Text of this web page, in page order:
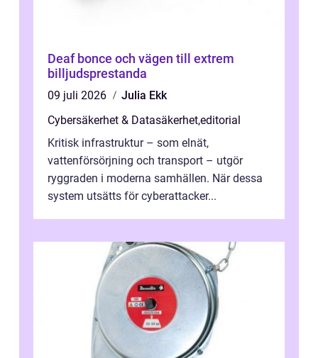
Deaf bonce och vägen till extrem
billjudsprestanda
09 juli 2026
Julia Ekk
Cybersäkerhet & Datasäkerhet,editorial
Kritisk infrastruktur – som elnät,
vattenförsörjning och transport – utgör
ryggraden i moderna samhällen. När dessa
system utsätts för cyberattacker...